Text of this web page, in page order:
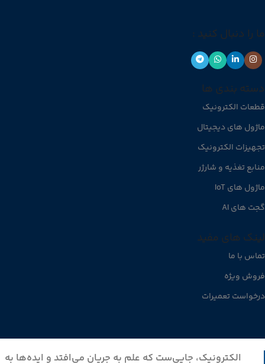
ما را دنبال کنید :
دسته بندی ها
قطعات الکترونیک
ماژول های دیجیتال
تجهیزات الکترونیک
منابع تغذیه و شارژر
ماژول های IoT
گجت های AI
لینک های مفید
تماس با ما
فروش ویژه
درخواست تعمیرات
الکترونیک، جایی‌ست که علم به جریان می‌افتد و ایده‌ها به